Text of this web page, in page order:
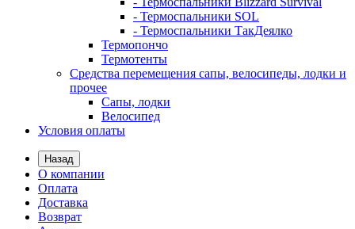
- Термоспальники SOL
- Термоспальники ТакДеялко
Термопончо
Термотенты
Средства перемещения сапы, велосипеды, лодки и
прочее
Сапы, лодки
Велосипед
Условия оплаты
Назад
О компании
Оплата
Доставка
Возврат